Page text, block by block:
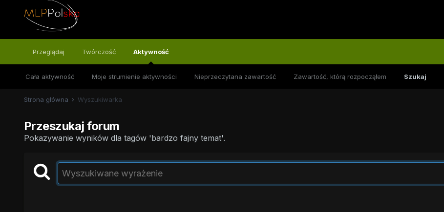
Przeglądaj Twórczość Aktywność
Cała aktywność Moje strumienie aktywności Nieprzeczytana zawartość Zawartość, którą rozpocząłem Szukaj
Strona główna Wyszukiwarka
Przeszukaj forum
Pokazywanie wyników dla tagów 'bardzo fajny temat'.